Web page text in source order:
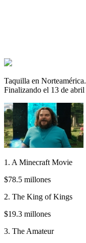
Taquilla en Norteamérica.
Finalizando el 13 de abril
1. A Minecraft Movie
$78.5 millones
2. The King of Kings
$19.3 millones
3. The Amateur